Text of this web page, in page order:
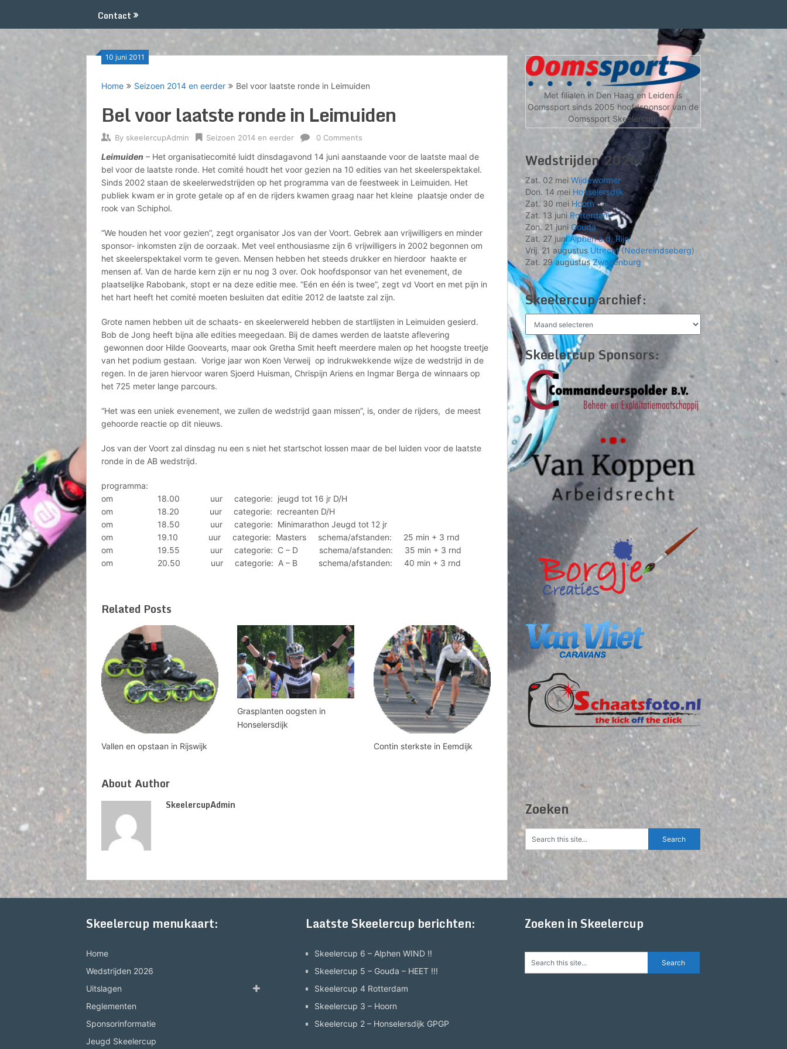
Contact
10 juni 2011
Home Seizoen 2014 en eerder Bel voor laatste ronde in Leimuiden
Bel voor laatste ronde in Leimuiden
By skeelercupAdmin Seizoen 2014 en eerder 0 Comments
Leimuiden – Het organisatiecomité luidt dinsdagavond 14 juni aanstaande voor de laatste maal de
bel voor de laatste ronde. Het comité houdt het voor gezien na 10 edities van het skeelerspektakel.
Sinds 2002 staan de skeelerwedstrijden op het programma van de feestweek in Leimuiden. Het
publiek kwam er in grote getale op af en de rijders kwamen graag naar het kleine plaatsje onder de
rook van Schiphol.
“We houden het voor gezien”, zegt organisator Jos van der Voort. Gebrek aan vrijwilligers en minder
sponsor- inkomsten zijn de oorzaak. Met veel enthousiasme zijn 6 vrijwilligers in 2002 begonnen om
het skeelerspektakel vorm te geven. Mensen hebben het steeds drukker en hierdoor haakte er
mensen af. Van de harde kern zijn er nu nog 3 over. Ook hoofdsponsor van het evenement, de
plaatselijke Rabobank, stopt er na deze editie mee. “Eén en één is twee”, zegt vd Voort en met pijn in
het hart heeft het comité moeten besluiten dat editie 2012 de laatste zal zijn.
Grote namen hebben uit de schaats- en skeelerwereld hebben de startlijsten in Leimuiden gesierd.
Bob de Jong heeft bijna alle edities meegedaan. Bij de dames werden de laatste aflevering
gewonnen door Hilde Goovearts, maar ook Gretha Smit heeft meerdere malen op het hoogste treetje
van het podium gestaan. Vorige jaar won Koen Verweij op indrukwekkende wijze de wedstrijd in de
regen. In de jaren hiervoor waren Sjoerd Huisman, Chrispijn Ariens en Ingmar Berga de winnaars op
het 725 meter lange parcours.
“Het was een uniek evenement, we zullen de wedstrijd gaan missen”, is, onder de rijders, de meest
gehoorde reactie op dit nieuws.
Jos van der Voort zal dinsdag nu een s niet het startschot lossen maar de bel luiden voor de laatste
ronde in de AB wedstrijd.
programma:
om 18.00 uur categorie: jeugd tot 16 jr D/H
om 18.20 uur categorie: recreanten D/H
om 18.50 uur categorie: Minimarathon Jeugd tot 12 jr
om 19.10 uur categorie: Masters schema/afstanden: 25 min + 3 rnd
om 19.55 uur categorie: C – D schema/afstanden: 35 min + 3 rnd
om 20.50 uur categorie: A – B schema/afstanden: 40 min + 3 rnd
Related Posts
Vallen en opstaan in Rijswijk
Grasplanten oogsten in
Honselersdijk
Contin sterkste in Eemdijk
About Author
SkeelercupAdmin
Met filialen in Den Haag en Leiden is
Oomssport sinds 2005 hoofdsponsor van de
Oomssport Skeelercup.
Wedstrijden 2026:
Zat. 02 meiWijdewormer
Don. 14 mei Honselersdijk
Zat. 30 mei Hoorn
Zat. 13 juni Rotterdam
Zon. 21 juni Gouda
Zat. 27 juniAlphen a.d. Rijn
Vrij. 21 augustus Utrecht (Nedereindseberg)
Zat. 29 augustusZwanenburg
Skeelercup archief:
archief:
Skeelercup Sponsors:
Zoeken
Skeelercup menukaart:
Home
Wedstrijden 2026
Uitslagen
Reglementen
Sponsorinformatie
Jeugd Skeelercup
Laatste Skeelercup berichten:
Skeelercup 6 – Alphen WIND !!
Skeelercup 5 – Gouda – HEET !!!
Skeelercup 4 Rotterdam
Skeelercup 3 – Hoorn
Skeelercup 2 – Honselersdijk GPGP
Zoeken in Skeelercup